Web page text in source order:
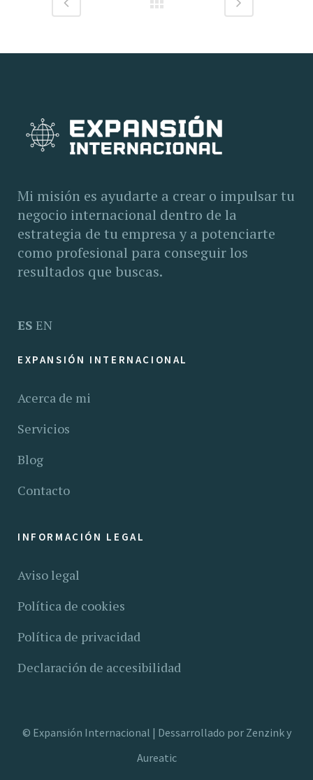
Mi misión es ayudarte a crear o impulsar tu
negocio internacional dentro de la
estrategia de tu empresa y a potenciarte
como profesional para conseguir los
resultados que buscas.
ES EN
EXPANSIÓN INTERNACIONAL
Acerca de mi
Servicios
Blog
Contacto
INFORMACIÓN LEGAL
Aviso legal
Política de cookies
Política de privacidad
Declaración de accesibilidad
© Expansión Internacional | Dessarrollado por Zenzinky
Aureatic